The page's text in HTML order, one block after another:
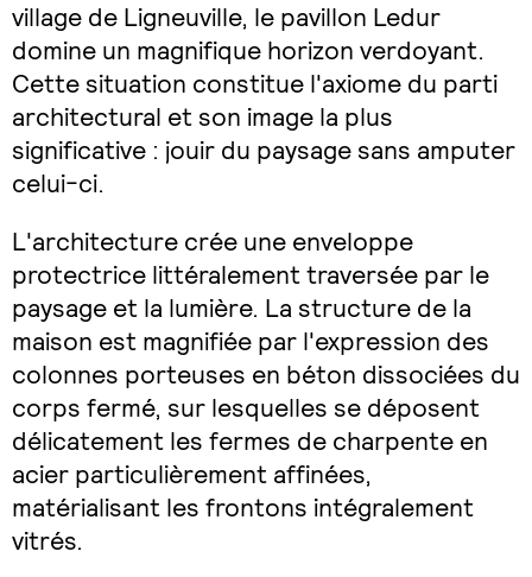
village de Ligneuville, le pavillon Ledur
domine un magnifique horizon verdoyant.
Cette situation constitue l'axiome du parti
architectural et son image la plus
significative : jouir du paysage sans amputer
celui-ci.
L'architecture crée une enveloppe
protectrice littéralement traversée par le
paysage et la lumière. La structure de la
maison est magnifiée par l'expression des
colonnes porteuses en béton dissociées du
corps fermé, sur lesquelles se déposent
délicatement les fermes de charpente en
acier particulièrement affinées,
matérialisant les frontons intégralement
vitrés.